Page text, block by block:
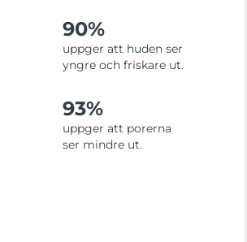
90%
uppger att huden ser
yngre och friskare ut.
93%
uppger att porerna
ser mindre ut.